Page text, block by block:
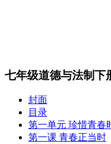
七年级道德与法制下
封面
目录
第一单元 珍惜青春
第一课 青春正当时